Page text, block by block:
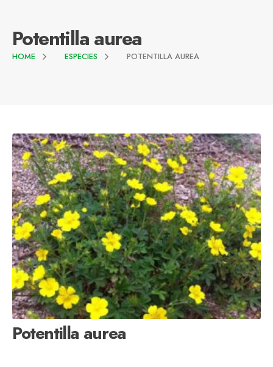
Potentilla aurea
HOME ESPECIES POTENTILLA AUREA
Potentilla aurea